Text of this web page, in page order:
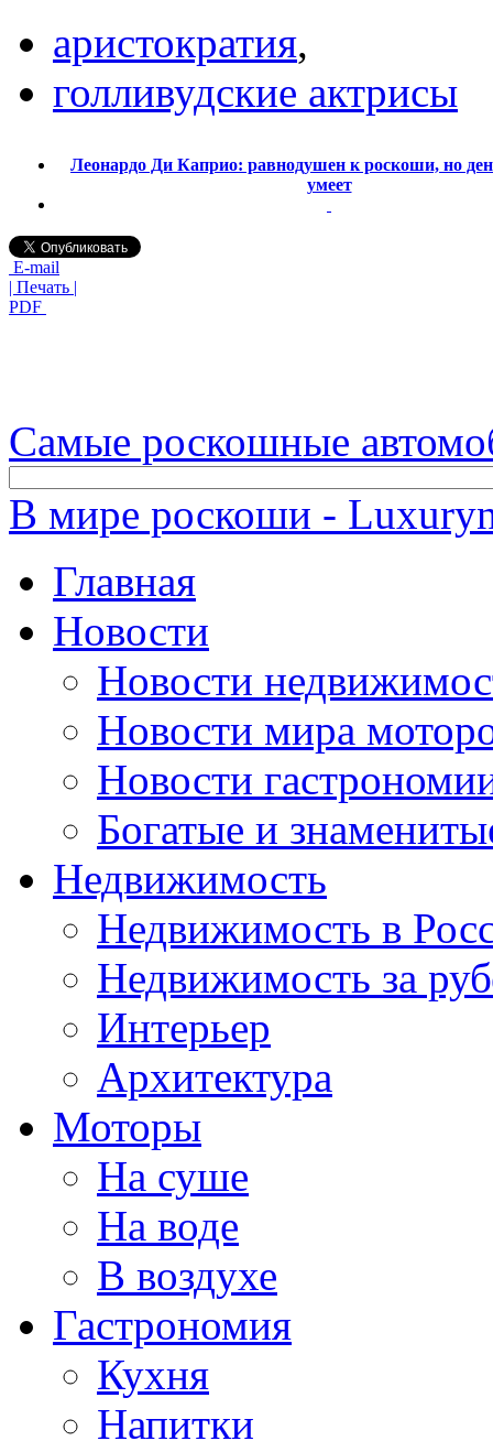
аристократия,
голливудские актрисы
Леонардо Ди Каприо: равнодушен к роскоши, но
умеет
E-mail
| Печать |
PDF
Самые роскошные
В мире роскоши -
Главная
Новости
Новости
Новости мира
Новости
Богатые и
Недвижимость
Недвижимость в
Недвижимость за
Интерьер
Архитектура
Моторы
На суше
На воде
В воздухе
Гастрономия
Кухня
Напитки